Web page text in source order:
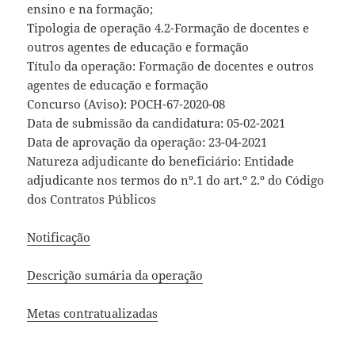
ensino e na formação;
Tipologia de operação 4.2-Formação de docentes e
outros agentes de educação e formação
Título da operação: Formação de docentes e outros
agentes de educação e formação
Concurso (Aviso): POCH-67-2020-08
Data de submissão da candidatura: 05-02-2021
Data de aprovação da operação: 23-04-2021
Natureza adjudicante do beneficiário: Entidade
adjudicante nos termos do nº.1 do art.º 2.º do Código
dos Contratos Públicos
Notificação
Descrição sumária da operação
Metas contratualizadas